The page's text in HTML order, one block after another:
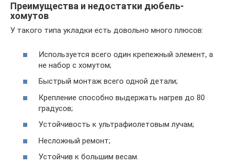
Преимущества и недостатки дюбель-
хомутов
У такого типа укладки есть довольно много плюсов:
Используется всего один крепежный элемент, а
не набор с хомутом;
Быстрый монтаж всего одной детали;
Крепление способно выдержать нагрев до 80
градусов;
Устойчивость к ультрафиолетовым лучам;
Несложный ремонт;
Устойчив к большим весам.